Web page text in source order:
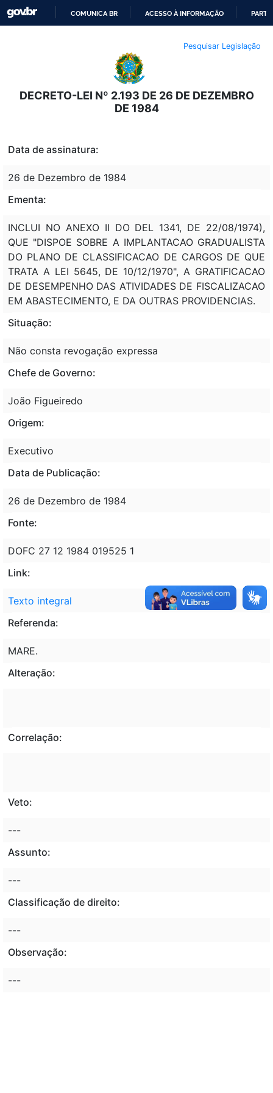
O
CONTEÚDO
COMUNICA BR ACESSO À INFORMAÇÃO
Pesquisar Legislação
DECRETO-LEI Nº 2.193 DE 26 DE DEZEMBRO
DE 1984
Data de assinatura:
26 de Dezembro de 1984
Ementa:
INCLUI NO ANEXO II DO DEL 1341, DE 22/08/1974),
QUE "DISPOE SOBRE A IMPLANTACAO GRADUALISTA
DO PLANO DE CLASSIFICACAO DE CARGOS DE QUE
TRATA A LEI 5645, DE 10/12/1970", A GRATIFICACAO
DE DESEMPENHO DAS ATIVIDADES DE FISCALIZACAO
EM ABASTECIMENTO, E DA OUTRAS PROVIDENCIAS.
Situação:
Não consta revogação expressa
Chefe de Governo:
João Figueiredo
Origem:
Executivo
Data de Publicação:
26 de Dezembro de 1984
Fonte:
DOFC 27 12 1984 019525 1
Link:
Texto integral
Referenda:
MARE.
Alteração:
Correlação:
Veto:
---
Assunto:
---
Classificação de direito:
---
Observação:
---